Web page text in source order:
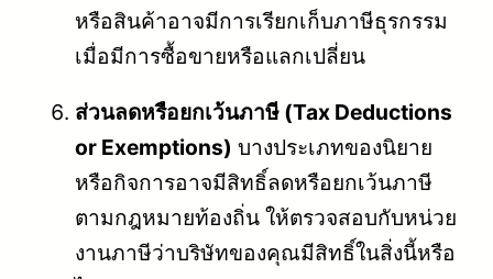
หรือสินค้าอาจมีการเรียกเก็บภาษีธุรกรรม
เมื่อมีการซื้อขายหรือแลกเปลี่ยน
ส่วนลดหรือยกเว้นภาษี (Tax Deductions
or Exemptions) บางประเภทของนิยาย
หรือกิจการอาจมีสิทธิ์ลดหรือยกเว้นภาษี
ตามกฎหมายท้องถิ่น ให้ตรวจสอบกับหน่วย
งานภาษีว่าบริษัทของคุณมีสิทธิ์ในสิ่งนี้หรือ